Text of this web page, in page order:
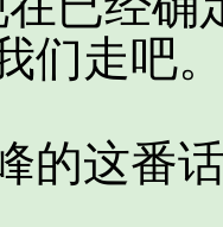
们走吧
这番话